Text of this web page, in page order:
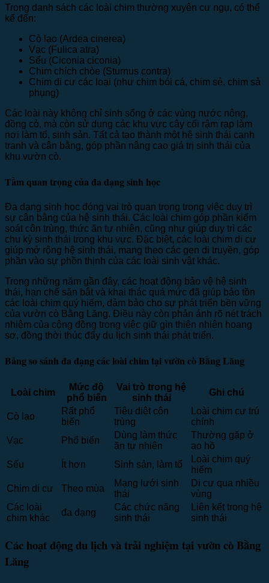
Trong danh sách các loài chim thường xuyên cư ngụ, có thể
kể đến:
Cò lạo (Ardea cinerea)
Vạc (Fulica atra)
Sếu (Ciconia ciconia)
Chim chích chòe (Sturnus contra)
Chim di cư các loại (như chim bói cá, chim sẻ, chim sả
phụng)
Các loài này không chỉ sinh sống ở các vùng nước nông,
đồng cỏ, mà còn sử dụng các khu vực cây cối rậm rạp làm
nơi làm tổ, sinh sản. Tất cả tạo thành một hệ sinh thái cạnh
tranh và cân bằng, góp phần nâng cao giá trị sinh thái của
khu vườn cò.
Tầm quan trọng của đa dạng sinh học
Đa dạng sinh học đóng vai trò quan trọng trong việc duy trì
sự cân bằng của hệ sinh thái. Các loài chim góp phần kiểm
soát côn trùng, thức ăn tự nhiên, cũng như giúp duy trì các
chu kỳ sinh thái trong khu vực. Đặc biệt, các loài chim di cư
giúp mở rộng hệ sinh thái, mang theo các gen di truyền, góp
phần vào sự phồn thịnh của các loài sinh vật khác.
Trong những năm gần đây, các hoạt động bảo vệ hệ sinh
thái, hạn chế săn bắt và khai thác quá mức đã giúp bảo tồn
các loài chim quý hiếm, đảm bảo cho sự phát triển bền vững
của vườn cò Bằng Lăng. Điều này còn phản ánh rõ nét trách
nhiệm của cộng đồng trong việc giữ gìn thiên nhiên hoang
sơ, đồng thời thúc đẩy du lịch sinh thái phát triển.
Bảng so sánh đa dạng các loài chim tại vườn cò Bằng Lăng
Loài chim
Mức độ
phổ biến
Vai trò trong hệ
sinh thái
Ghi chú
Cò lạo
Rất phổ
biến
Tiêu diệt côn
trùng
Loài chim cư trú
chính
Vạc
Phổ biến
Dùng làm thức
ăn tự nhiên
Thường gặp ở
ao hồ
Sếu
Ít hơn Sinh sản, làm tổ
Loài chim quý
hiếm
Chim di cư
Theo mùa
Mạng lưới sinh
thái
Di cư qua nhiều
vùng
Các loài
chim khác
đa dạng
Các chức năng
sinh thái
Liên kết trong hệ
sinh thái
Các hoạt động du lịch và trải nghiệm tại vườn cò Bằng
Lăng